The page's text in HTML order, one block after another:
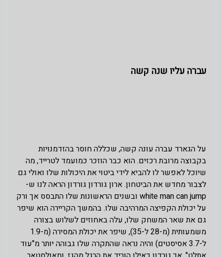
עברה עליו שנה קשה
על הגארד עברה עונה קשה, שכללה חוסר בהזדמנויות
בקבוצה מרובת רכזים. הוא כבר הוזכר כמועמד לטרייד, מה
שיוכל לאפשר לו להביא לידי ביטוי את היכולות שלו ואולי גם
לצבור מחדש את הביטחון. ארון גורדון גורדון הראה לנו ש-
white man can jump ובשנים הראשונות שלו התבסס אך ורק
על יכולת הקפיצה המרהיבה שלו. בהמשך הקריירה הוא שיפר
גם את שאר המשחק שלו, עלה באחוזים לשלוש בצורה
משמעותית (מ-28 ל-35), שיפר את יכולת המסירה (מ-1.9
ל-3.7 אסיסטים) והיה נראה שהתקרה שלו גבוהה יותר מ"עוד